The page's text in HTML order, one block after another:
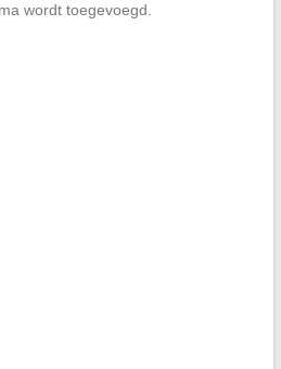
wordt toegevoegd.